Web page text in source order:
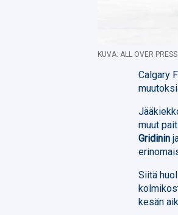
KUVA: ALL OVER PRESS
Calgary
muut
Gridinin
Siitä
kesän